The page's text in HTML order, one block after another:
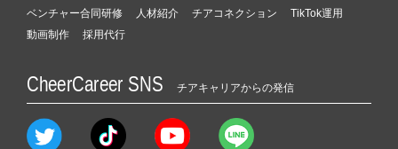
ベンチャー合同研修
人材紹介 チアコネクション
TikTok運用
動画制作
採用代行
CheerCareer SNS チアキャリアからの発信